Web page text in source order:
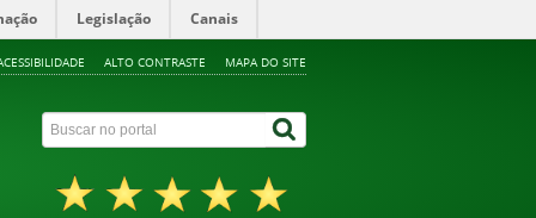
Legislação Canais
ALTO CONTRASTE MAPA DO SITE